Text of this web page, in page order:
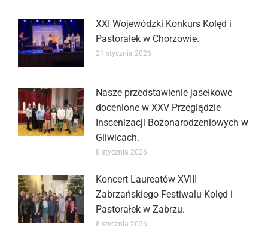
XXI Wojewódzki Konkurs Kolęd i
Pastorałek w Chorzowie.
21 stycznia 2026
Nasze przedstawienie jasełkowe
docenione w XXV Przeglądzie
Inscenizacji Bożonarodzeniowych w
Gliwicach.
8 stycznia 2026
Koncert Laureatów XVIII
Zabrzańskiego Festiwalu Kolęd i
Pastorałek w Zabrzu.
8 stycznia 2026